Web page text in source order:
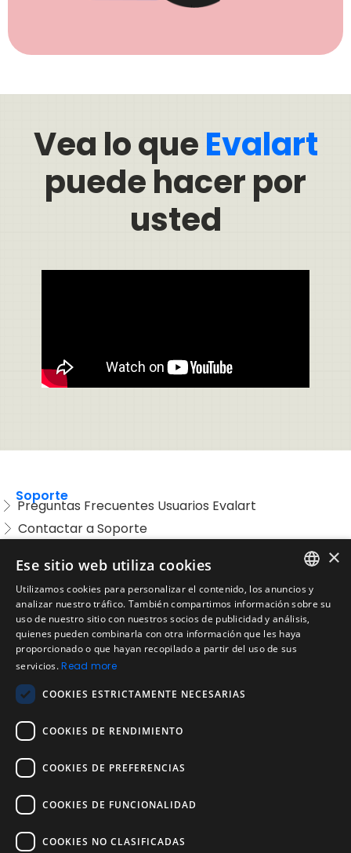
Vea lo queEvalart
puede hacer por
usted
Soporte
Preguntas Frecuentes Usuarios Evalart
Contactar a Soporte
Legal
Condiciones de Servicio
Aviso de privacidad
Política de cookies
Política de devoluciones
Acuerdo de licencia de usuario
Aviso legal
Política de uso aceptable
Empresa
Acerca de nosotros
Blog
Pruebas de confiabilidad y validez
Pruebas
ENGLISH
SPANISH
×
Ese sitio web utiliza cookies
Utilizamos cookies para personalizar el contenido, los anuncios y
analizar nuestro tráfico. También compartimos información sobre su
uso de nuestro sitio con nuestros socios de publicidad y análisis,
quienes pueden combinarla con otra información que les haya
proporcionado o que hayan recopilado a partir del uso de sus
servicios.Read more
COOKIES ESTRICTAMENTE NECESARIAS
COOKIES DE RENDIMIENTO
COOKIES DE PREFERENCIAS
COOKIES DE FUNCIONALIDAD
COOKIES NO CLASIFICADAS